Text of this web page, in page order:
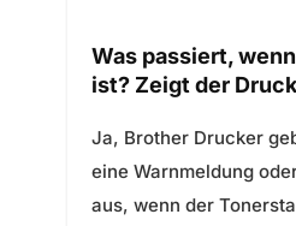
Was passiert,
ist? Zeigt der
Ja, Brother Drucker
eine Warnmeldung
aus, wenn der